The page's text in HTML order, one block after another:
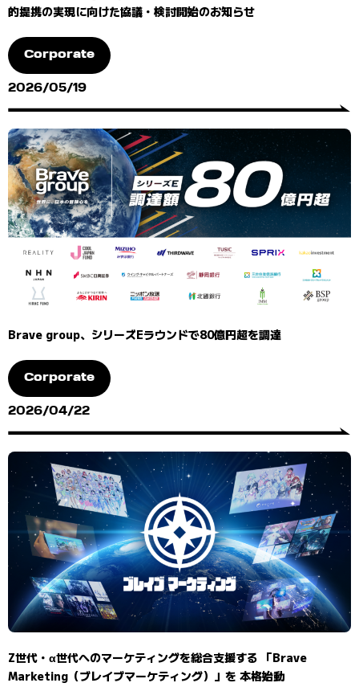
的提携の実現に向けた協議・検討開始のお知らせ
Corporate
2026/05/19
Brave group、シリーズEラウンドで80億円超を調達
Corporate
2026/04/22
Z世代・α世代へのマーケティングを総合支援する 「Brave
Marketing（ブレイブマーケティング）」を 本格始動